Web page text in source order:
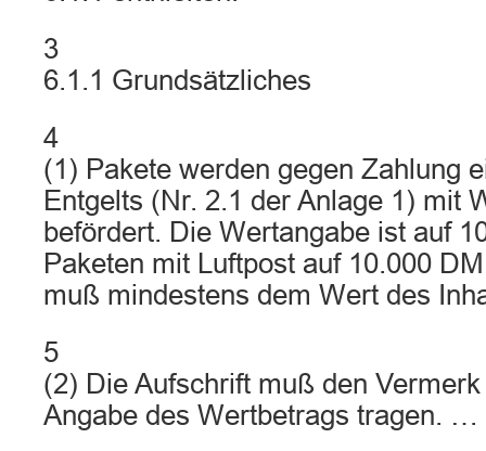
3
6.1.1 Grundsätzliches
4
(1) Pakete werden gegen Zahlung
Entgelts (Nr. 2.1 der Anlage 1) mit
befördert. Die Wertangabe ist auf
Paketen mit Luftpost auf 10.000
muß mindestens dem Wert des
5
(2) Die Aufschrift muß den Vermerk
Angabe des Wertbetrags tragen. …